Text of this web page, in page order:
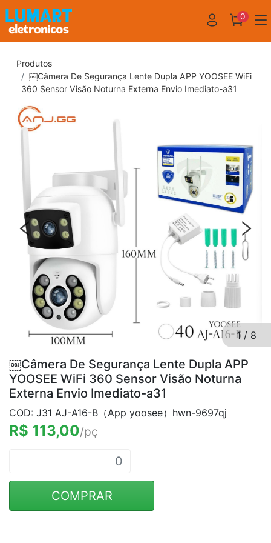
0
Produtos
￼Câmera De Segurança Lente Dupla APP YOOSEE WiFi
360 Sensor Visão Noturna Externa Envio Imediato-a31
1/ 8
￼Câmera De Segurança Lente Dupla APP
YOOSEE WiFi 360 Sensor Visão Noturna
Externa Envio Imediato-a31
COD: J31 AJ-A16-B（App yoosee）hwn-9697qj
R$ 113,00/pç
COMPRAR